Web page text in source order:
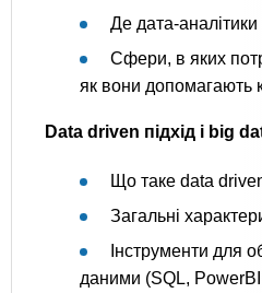
Де дата-
Сфери, в яких
як вони допомагають
Data driven підхід і big
Що таке data driven
Загальні
Інструменти для
даними (SQL, PowerBI